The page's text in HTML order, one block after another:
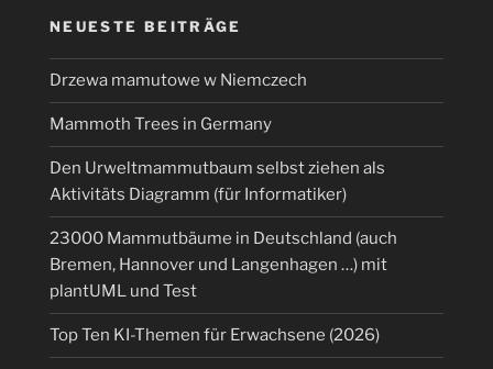
NEUESTE BEITRÄGE
Drzewa mamutowe w Niemczech
Mammoth Trees in Germany
Den Urweltmammutbaum selbst ziehen als
Aktivitäts Diagramm (für Informatiker)
23000 Mammutbäume in Deutschland (auch
Bremen, Hannover und Langenhagen …) mit
plantUML und Test
Top Ten KI-Themen für Erwachsene (2026)